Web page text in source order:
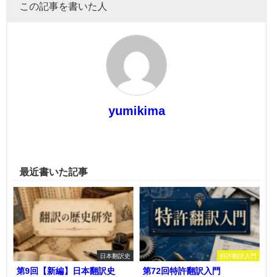
この記事を書いた人
yumikima
最近書いた記事
日本翻訳史
第9回【新編】日本翻訳史
特許翻訳入門
第72回特許翻訳入門